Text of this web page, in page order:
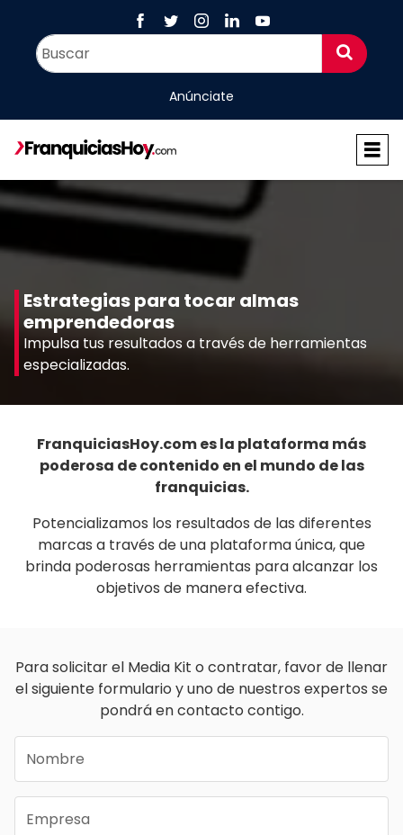
Anúnciate
Estrategias para tocar almas
emprendedoras
Impulsa tus resultados a través de herramientas
especializadas.
FranquiciasHoy.com es la plataforma más
poderosa de contenido en el mundo de las
franquicias.
Potencializamos los resultados de las diferentes
marcas a través de una plataforma única, que
brinda poderosas herramientas para alcanzar los
objetivos de manera efectiva.
Para solicitar el Media Kit o contratar, favor de llenar
el siguiente formulario y uno de nuestros expertos se
pondrá en contacto contigo.